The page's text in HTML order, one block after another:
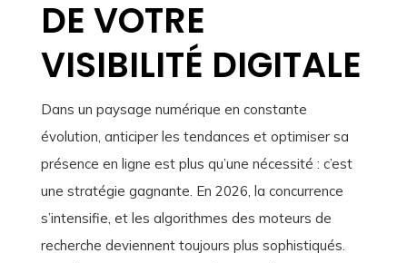
DE VOTRE
VISIBILITÉ DIGITALE
Dans un paysage numérique en constante
évolution, anticiper les tendances et optimiser sa
présence en ligne est plus qu’une nécessité : c’est
une stratégie gagnante. En 2026, la concurrence
s’intensifie, et les algorithmes des moteurs de
recherche deviennent toujours plus sophistiqués.